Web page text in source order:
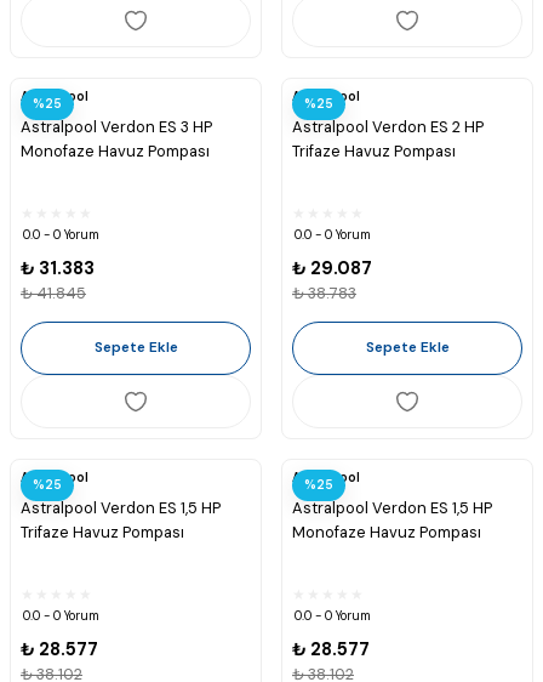
%25
Astralpool
Astralpool Verdon ES 3 HP
Monofaze Havuz Pompası
0.0 - 0 Yorum
₺ 31.383
₺ 41.845
Sepete Ekle
%25
Astralpool
Astralpool Verdon ES 2 HP
Trifaze Havuz Pompası
0.0 - 0 Yorum
₺ 29.087
₺ 38.783
Sepete Ekle
%25
Astralpool
Astralpool Verdon ES 1,5 HP
Trifaze Havuz Pompası
0.0 - 0 Yorum
₺ 28.577
₺ 38.102
%25
Astralpool
Astralpool Verdon ES 1,5 HP
Monofaze Havuz Pompası
0.0 - 0 Yorum
₺ 28.577
₺ 38.102